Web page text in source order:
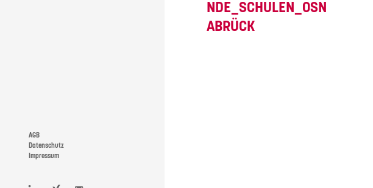
NDE_SCHULEN_OSN
ABRÜCK
AGB
Datenschutz
Impressum